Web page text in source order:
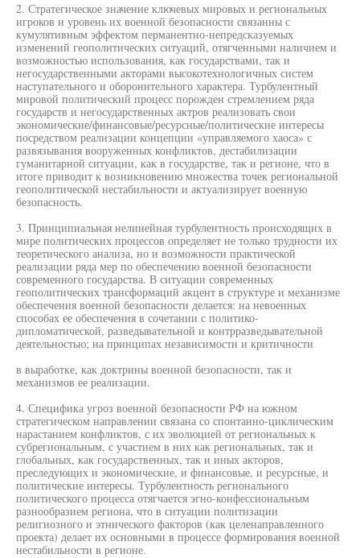
2. Стратегическое значение ключевых мировых и региональных
игроков и уровень их военной безопасности связанны с
кумулятивным эффектом перманентно-непредсказуемых
изменений геополитических ситуаций, отягченными наличием и
возможностью использования, как государствами, так и
негосударственными акторами высокотехнологичных систем
наступательного и оборонительного характера. Турбулентный
мировой политический процесс порожден стремлением ряда
государств и негосударственных актров реализовать свои
экономические/финансовые/ресурсные/политические интересы
посредством реализации концепции «управляемого хаоса» с
развязывания вооруженных конфликтов, дестабилизации
гуманитарной ситуации, как в государстве, так и регионе, что в
итоге приводит к возникновению множества точек региональной
геополитической нестабильности и актуализирует военную
безопасность.
3. Принципиальная нелинейная турбулентность происходящих в
мире политических процессов определяет не только трудности их
теоретического анализа, но и возможности практической
реализации ряда мер по обеспечению военной безопасности
современного государства. В ситуации современных
геополитических трансформаций акцент в структуре и механизме
обеспечения военной безопасности делается: на невоенных
способах ее обеспечения в сочетании с политико-
дипломатической, разведывательной и контрразведывательной
деятельностью; на принципах независимости и критичности
в выработке, как доктрины военной безопасности, так и
механизмов ее реализации.
4. Специфика угроз военной безопасности РФ на южном
стратегическом направлении связана со спонтанно-циклическим
нарастанием конфликтов, с их эволюцией от региональных к
субрегиональным, с участием в них как региональных, так и
глобальных, как государственных, так и иных акторов,
преследующих и экономические, и финансовые, и ресурсные, и
политические интересы. Турбулентность регионального
политического процесса отягчается эгно-конфессиональным
разнообразием региона, что в ситуации политизации
религиозного и этнического факторов (как целенаправленного
проекта) делает их основными в процессе формирования военной
нестабильности в регионе.